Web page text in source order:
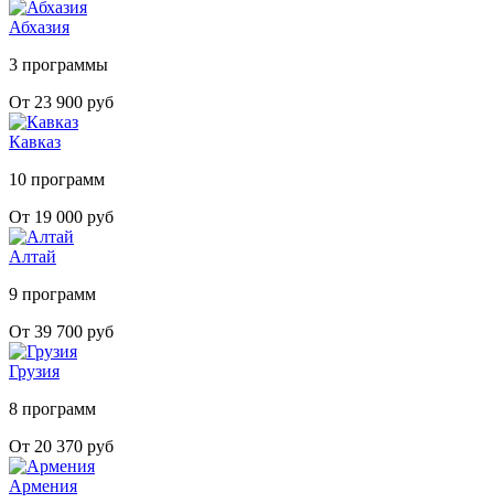
Абхазия
3 программы
От 23 900 руб
Кавказ
10 программ
От 19 000 руб
Алтай
9 программ
От 39 700 руб
Грузия
8 программ
От 20 370 руб
Армения